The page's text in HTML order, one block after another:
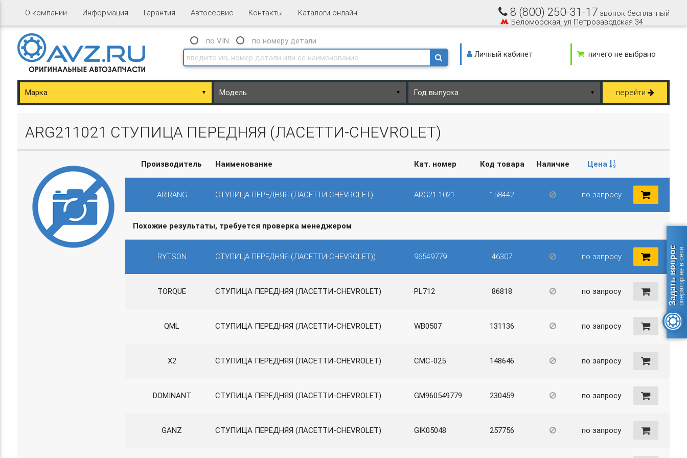
О компании Информация Гарантия Автосервис Контакты Каталоги онлайн
Basket.php
8 (800) 250-31-17 звонок бесплатный
Беломорская, ул Петрозаводская 34
по VIN
по номеру детали
Личный кабинет
ничего не выбрано
▼ ▼ ▼ перейти
ARG211021 СТУПИЦА ПЕРЕДНЯЯ (ЛАСЕТТИ-CHEVROLET)
Производитель Наименование Кат. номер Код товара Наличие Цена
ARIRANG СТУПИЦА ПЕРЕДНЯЯ (ЛАСЕТТИ-CHEVROLET) ARG21-1021 158442 по запросу
Похожие результаты, требуется проверка менеджером
RYTSON СТУПИЦА ПЕРЕДНЯЯ (ЛАСЕТТИ-CHEVROLET)) 96549779 46307 по запросу
TORQUE СТУПИЦА ПЕРЕДНЯЯ (ЛАСЕТТИ-CHEVROLET) PL712 86818 по запросу
QML СТУПИЦА ПЕРЕДНЯЯ (ЛАСЕТТИ-CHEVROLET) WB0507 131136 по запросу
X2 СТУПИЦА ПЕРЕДНЯЯ (ЛАСЕТТИ-CHEVROLET) CMC-025 148646 по запросу
DOMINANT СТУПИЦА ПЕРЕДНЯЯ (ЛАСЕТТИ-CHEVROLET) GM960549779 230459 по запросу
GANZ СТУПИЦА ПЕРЕДНЯЯ (ЛАСЕТТИ-CHEVROLET) GIK05048 257756 по запросу
Задать вопросоператор не в сети